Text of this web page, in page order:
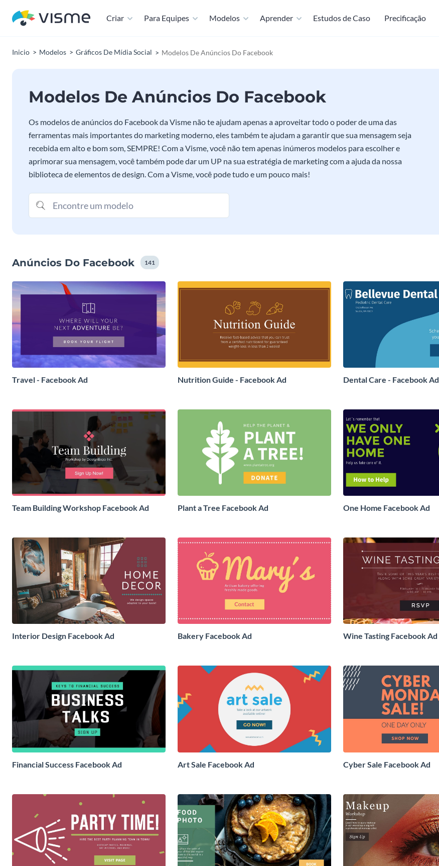
Criar Para Equipes Modelos Aprender Estudos de Caso Precificação
Inicio Modelos Gráficos De Mídia Social Modelos De Anúncios Do Facebook
Modelos De Anúncios Do Facebook
Os modelos de anúncios do Facebook da Visme não te ajudam apenas a aproveitar todo o poder de uma das
ferramentas mais importantes do marketing moderno, eles também te ajudam a garantir que sua mensagem seja
recebida em alto e bom som, SEMPRE! Com a Visme, você não tem apenas inúmeros modelos para escolher e
aprimorar sua mensagem, você também pode dar um UP na sua estratégia de marketing com a ajuda da nossa
biblioteca de elementos de design. Com a Visme, você pode tudo e um pouco mais!
Anúncios Do Facebook 141
Travel - Facebook Ad Nutrition Guide - Facebook Ad Dental Care - Facebook Ad
Team Building Workshop Facebook Ad Plant a Tree Facebook Ad One Home Facebook Ad
Interior Design Facebook Ad Bakery Facebook Ad Wine Tasting Facebook Ad
Financial Success Facebook Ad Art Sale Facebook Ad Cyber Sale Facebook Ad